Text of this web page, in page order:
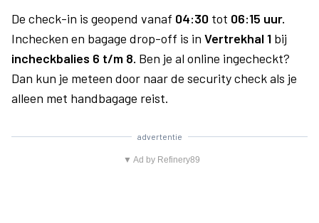
De check-in is geopend vanaf 04:30 tot 06:15 uur.
Inchecken en bagage drop-off is in Vertrekhal 1 bij
incheckbalies 6 t/m 8. Ben je al online ingecheckt?
Dan kun je meteen door naar de security check als je
alleen met handbagage reist.
advertentie
▼ Ad by Refinery89